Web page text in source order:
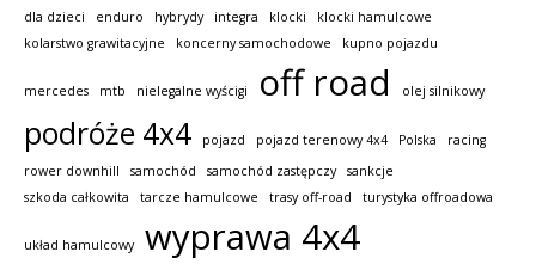
dla dzieci
enduro hybrydy integra klocki
klocki hamulcowe
kolarstwo grawitacyjne
koncerny samochodowe kupno pojazdu
mercedes mtb nielegalne wyścigi off road olej silnikowy
podróże 4x4 pojazd pojazd terenowy 4x4 Polska
racing
rower downhill
samochód samochód zastępczy
sankcje
szkoda całkowita
tarcze hamulcowe trasy off-road turystyka offroadowa
układ hamulcowy
wyprawa 4x4